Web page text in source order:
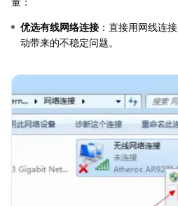
优选有线网络连接 ：直接用网线连
动带来的不稳定问题。